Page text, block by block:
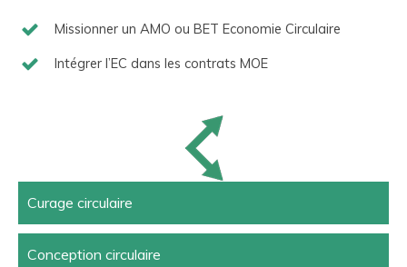
Missionner un AMO ou BET Economie Circulaire
Intégrer l’EC dans les contrats MOE
Curage circulaire
Conception circulaire